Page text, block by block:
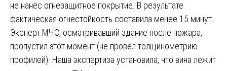
не нанёс огнезащитное покрытие. В результате
фактическая огнестойкость составила менее 15 минут.
Эксперт МЧС, осматривавший здание после пожара,
пропустил этот момент (не провёл толщинометрию
профилей). Наша экспертиза установила, что вина лежит